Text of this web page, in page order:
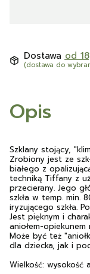
Dostawa od
(dostawa do
Opis
Szklany stojący,
Zrobiony jest ze
białego z
techniką Tiffany z
przecierany. Jego
szkła w temp. min.
iryzującego szkła.
Jest pięknym i
aniołem-opiekunem
Może być też
dla dziecka, jak i
Wielkość: wysokość